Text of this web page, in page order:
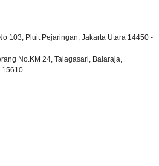
103, Pluit Pejaringan, Jakarta Utara 14450 -
No.KM 24, Talagasari, Balaraja,
15610